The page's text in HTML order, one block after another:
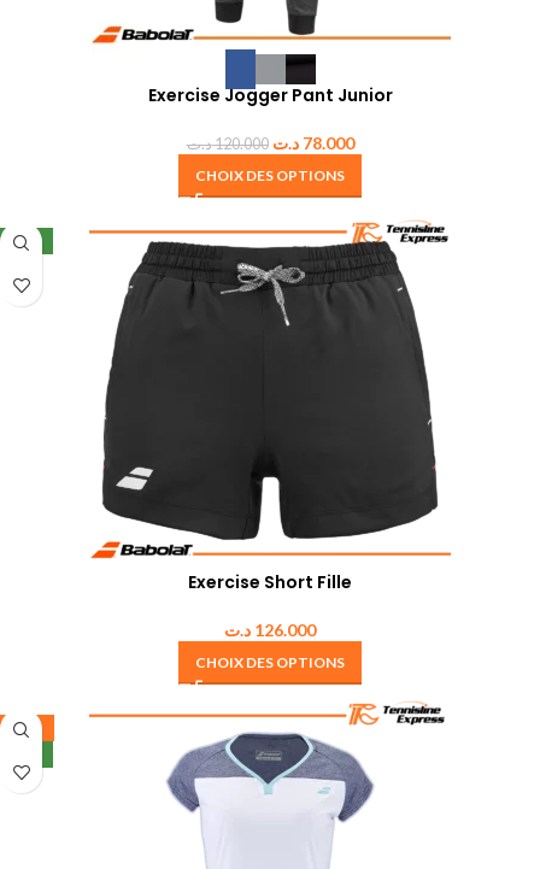
Exercise Jogger Pant Junior
120.000د.ت 78.000 د.ت
CHOIX DES OPTIONS
NEW
Exercise Short Fille
126.000 د.ت
CHOIX DES OPTIONS
-20%